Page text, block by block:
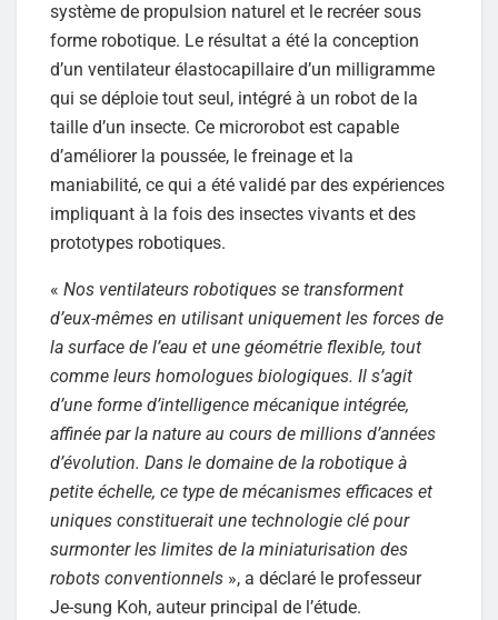
système de propulsion naturel et le recréer sous
forme robotique. Le résultat a été la conception
d’un ventilateur élastocapillaire d’un milligramme
qui se déploie tout seul, intégré à un robot de la
taille d’un insecte. Ce microrobot est capable
d’améliorer la poussée, le freinage et la
maniabilité, ce qui a été validé par des expériences
impliquant à la fois des insectes vivants et des
prototypes robotiques.
« Nos ventilateurs robotiques se transforment
d’eux-mêmes en utilisant uniquement les forces de
la surface de l’eau et une géométrie flexible, tout
comme leurs homologues biologiques. Il s’agit
d’une forme d’intelligence mécanique intégrée,
affinée par la nature au cours de millions d’années
d’évolution. Dans le domaine de la robotique à
petite échelle, ce type de mécanismes efficaces et
uniques constituerait une technologie clé pour
surmonter les limites de la miniaturisation des
robots conventionnels », a déclaré le professeur
Je-sung Koh, auteur principal de l’étude.